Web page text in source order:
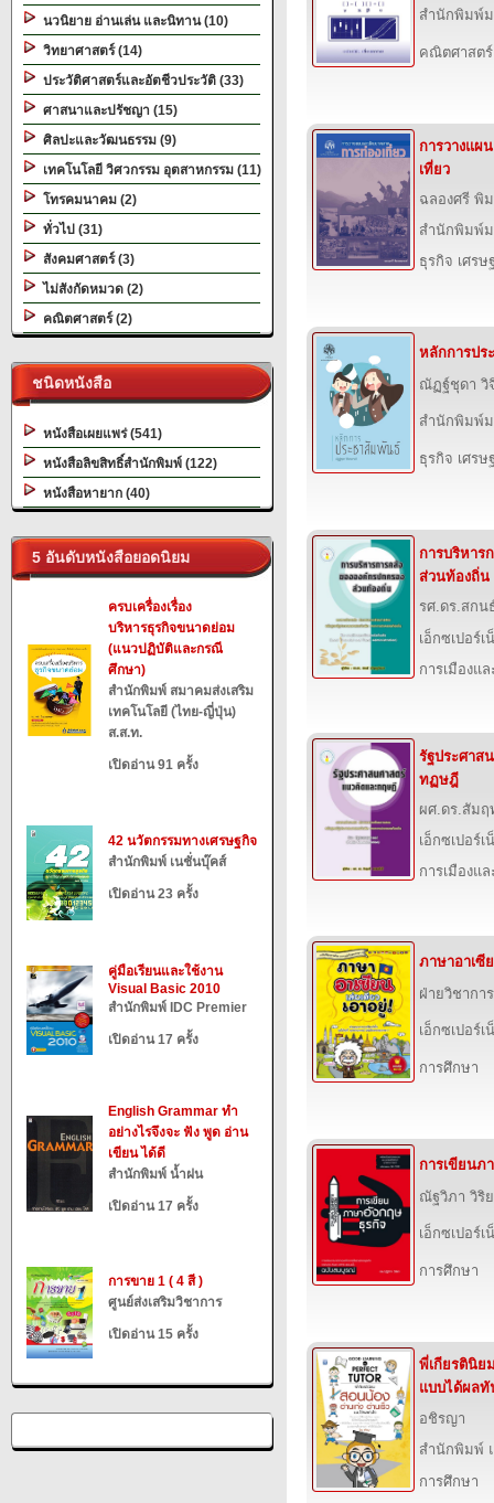
นวนิยาย อ่านเล่น และนิทาน (10)
วิทยาศาสตร์ (14)
ประวัติศาสตร์และอัตชีวประวัติ (33)
ศาสนาและปรัชญา (15)
ศิลปะและวัฒนธรรม (9)
เทคโนโลยี วิศวกรรม อุตสาหกรรม (11)
โทรคมนาคม (2)
ทั่วไป (31)
สังคมศาสตร์ (3)
ไม่สังกัดหมวด (2)
คณิตศาสตร์ (2)
ชนิดหนังสือ
หนังสือเผยแพร่ (541)
หนังสือลิขสิทธิ์สำนักพิมพ์ (122)
หนังสือหายาก (40)
5 อันดับหนังสือยอดนิยม
ครบเครื่องเรื่อง
บริหารธุรกิจขนาดย่อม
(แนวปฏิบัติและกรณี
ศึกษา)
สำนักพิมพ์ สมาคมส่งเสริม
เทคโนโลยี (ไทย-ญี่ปุ่น)
ส.ส.ท.
เปิดอ่าน 91 ครั้ง
42 นวัตกรรมทางเศรษฐกิจ
สำนักพิมพ์ เนชั่นบุ๊คส์
เปิดอ่าน 23 ครั้ง
คู่มือเรียนและใช้งาน
Visual Basic 2010
สำนักพิมพ์ IDC Premier
เปิดอ่าน 17 ครั้ง
English Grammar ทำ
อย่างไรจึงจะ ฟัง พูด อ่าน
เขียน ได้ดี
สำนักพิมพ์ น้ำฝน
เปิดอ่าน 17 ครั้ง
การขาย 1 ( 4 สี )
ศูนย์ส่งเสริมวิชาการ
เปิดอ่าน 15 ครั้ง
สำนักพิมพ์ม
คณิตศาสตร์
การวางแผ
เที่ยว
ฉลองศรี พิ
สำนักพิมพ์ม
ธุรกิจ เศรษ
หลักการปร
ณัฏฐ์ชุดา วิ
สำนักพิมพ์ม
ธุรกิจ เศรษ
การบริหาร
ส่วนท้องถิ่น
รศ.ดร.สก
เอ็กซเปอร์
การเมืองแ
รัฐประศาส
ทฏษฎี
ผศ.ดร.สัม
เอ็กซเปอร์
การเมืองแ
ภาษาอาเซี
ฝ่ายวิชากา
เอ็กซเปอร์
การศึกษา
การเขียนภ
ณัฐวิภา วิริ
เอ็กซเปอร์
การศึกษา
พี่เกียรตินิย
แบบได้ผลทั
อชิรญา
สำนักพิมพ์
การศึกษา